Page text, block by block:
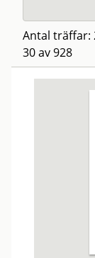
Antal träffar:
30 av 928